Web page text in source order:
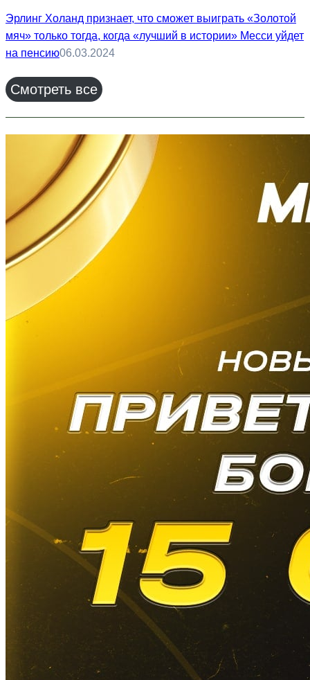
Эрлинг Холанд признает, что сможет выиграть «Золотой
мяч» только тогда, когда «лучший в истории» Месси уйдет
на пенсию06.03.2024
Смотреть все